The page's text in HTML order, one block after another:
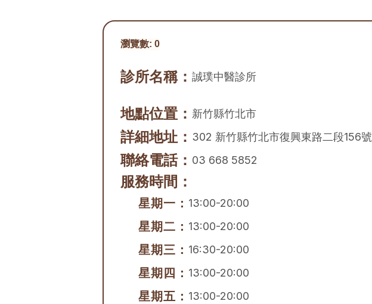
瀏覽數: 0
診所名稱： 誠璞中醫診所
地點位置： 新竹縣竹北市
詳細地址： 302 新竹縣竹北市復興東路二段156號
聯絡電話： 03 668 5852
服務時間：
星期一： 13:00-20:00
星期二： 13:00-20:00
星期三： 16:30-20:00
星期四： 13:00-20:00
星期五： 13:00-20:00